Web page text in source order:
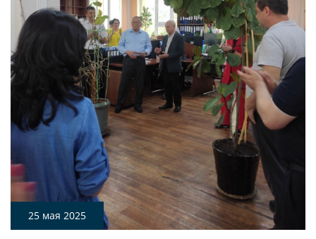
25 мая 2025